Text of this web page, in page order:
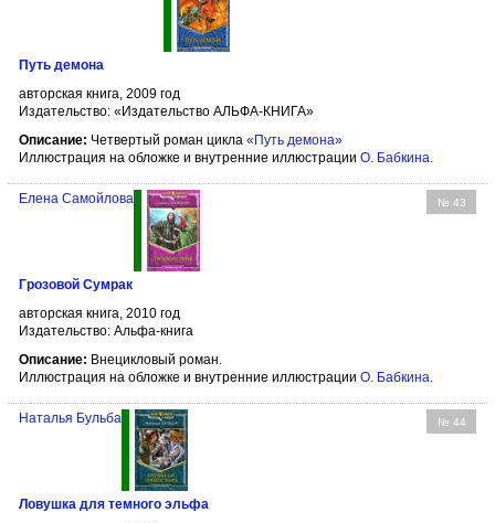
Путь демона
авторская книга, 2009 год
Издательство: «Издательство АЛЬФА-КНИГА»
Описание: Четвертый роман цикла «Путь демона»
Иллюстрация на обложке и внутренние иллюстрации О. Бабкина.
№ 43
Елена Самойлова
Грозовой Сумрак
авторская книга, 2010 год
Издательство: Альфа-книга
Описание: Внецикловый роман.
Иллюстрация на обложке и внутренние иллюстрации О. Бабкина.
№ 44
Наталья Бульба
Ловушка для темного эльфа